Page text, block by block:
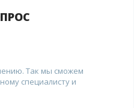
Так мы сможем
специалисту и